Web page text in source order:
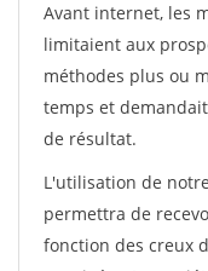
Avant internet, les
limitaient aux
méthodes plus ou
temps et
de résultat.
L'utilisation de
permettra de
fonction des creux